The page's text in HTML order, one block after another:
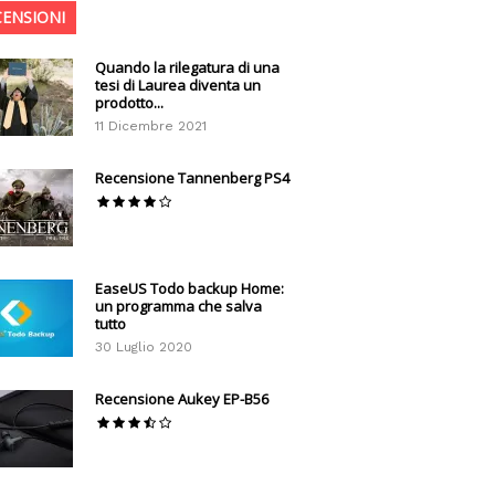
Quando la rilegatura di una
tesi di Laurea diventa un
prodotto...
11 Dicembre 2021
Recensione Tannenberg PS4
EaseUS Todo backup Home:
un programma che salva
tutto
30 Luglio 2020
Recensione Aukey EP-B56